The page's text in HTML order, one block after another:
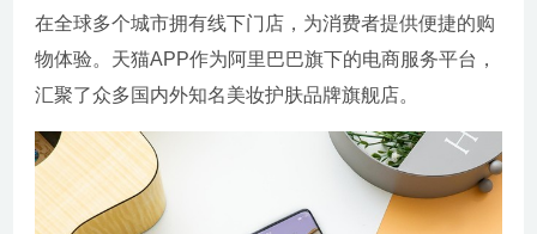
在全球多个城市拥有线下门店，为消费者提供便捷的购
物体验。天猫APP作为阿里巴巴旗下的电商服务平台，
汇聚了众多国内外知名美妆护肤品牌旗舰店。